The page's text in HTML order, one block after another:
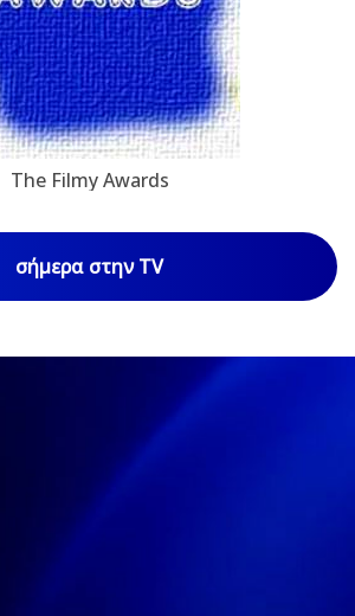
The Filmy Awards
σήμερα στην TV